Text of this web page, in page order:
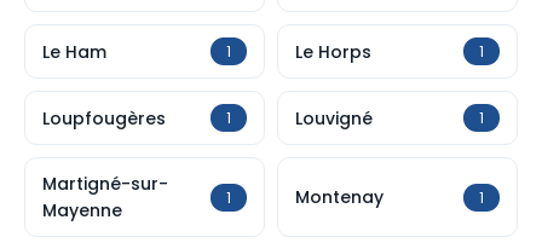
Le Ham 1 Le Horps 1
Loupfougères 1 Louvigné 1
Martigné-sur-
Mayenne
1 Montenay 1